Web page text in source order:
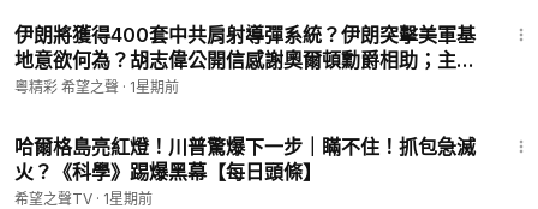
伊朗將獲得400套中共肩射導彈系統？伊朗突擊美軍基
地意欲何為？胡志偉公開信感謝奧爾頓勳爵相助；主
持：石頭 【頭頭是道】07/29/2026
粵精彩 希望之聲 · 1星期前
哈爾格島亮紅燈！川普驚爆下一步｜瞞不住！抓包急滅
火？《科學》踢爆黑幕【每日頭條】
希望之聲TV · 1星期前